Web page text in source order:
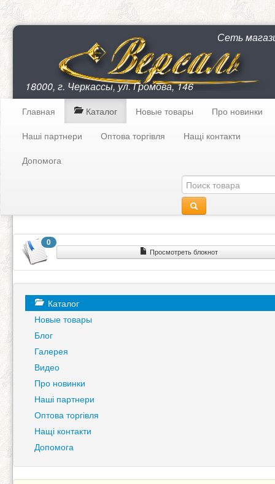
Сеть
18000, г. Черкассы, ул. Громова, 146
Главная Каталог Новые товары
Про новинки
Наші партнери
Оптова торгівля
Нащі контакти
Допомога
0
Просмотреть блокнот
Каталог
Новые товары
Блог
Галерея
Видео
Про новинки
Наші партнери
Оптова торгівля
Нащі контакти
Допомога